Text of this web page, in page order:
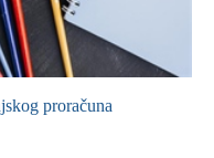
proračuna